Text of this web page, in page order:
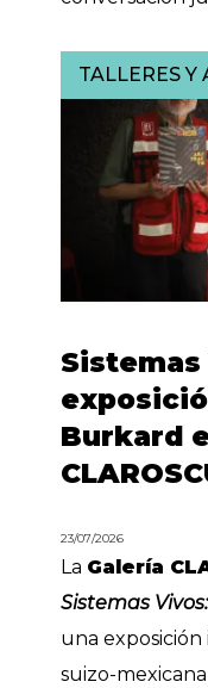
TALLERES Y
Burkard
23/07/2026
La Galería
Sistemas
una
suizo-mexicana